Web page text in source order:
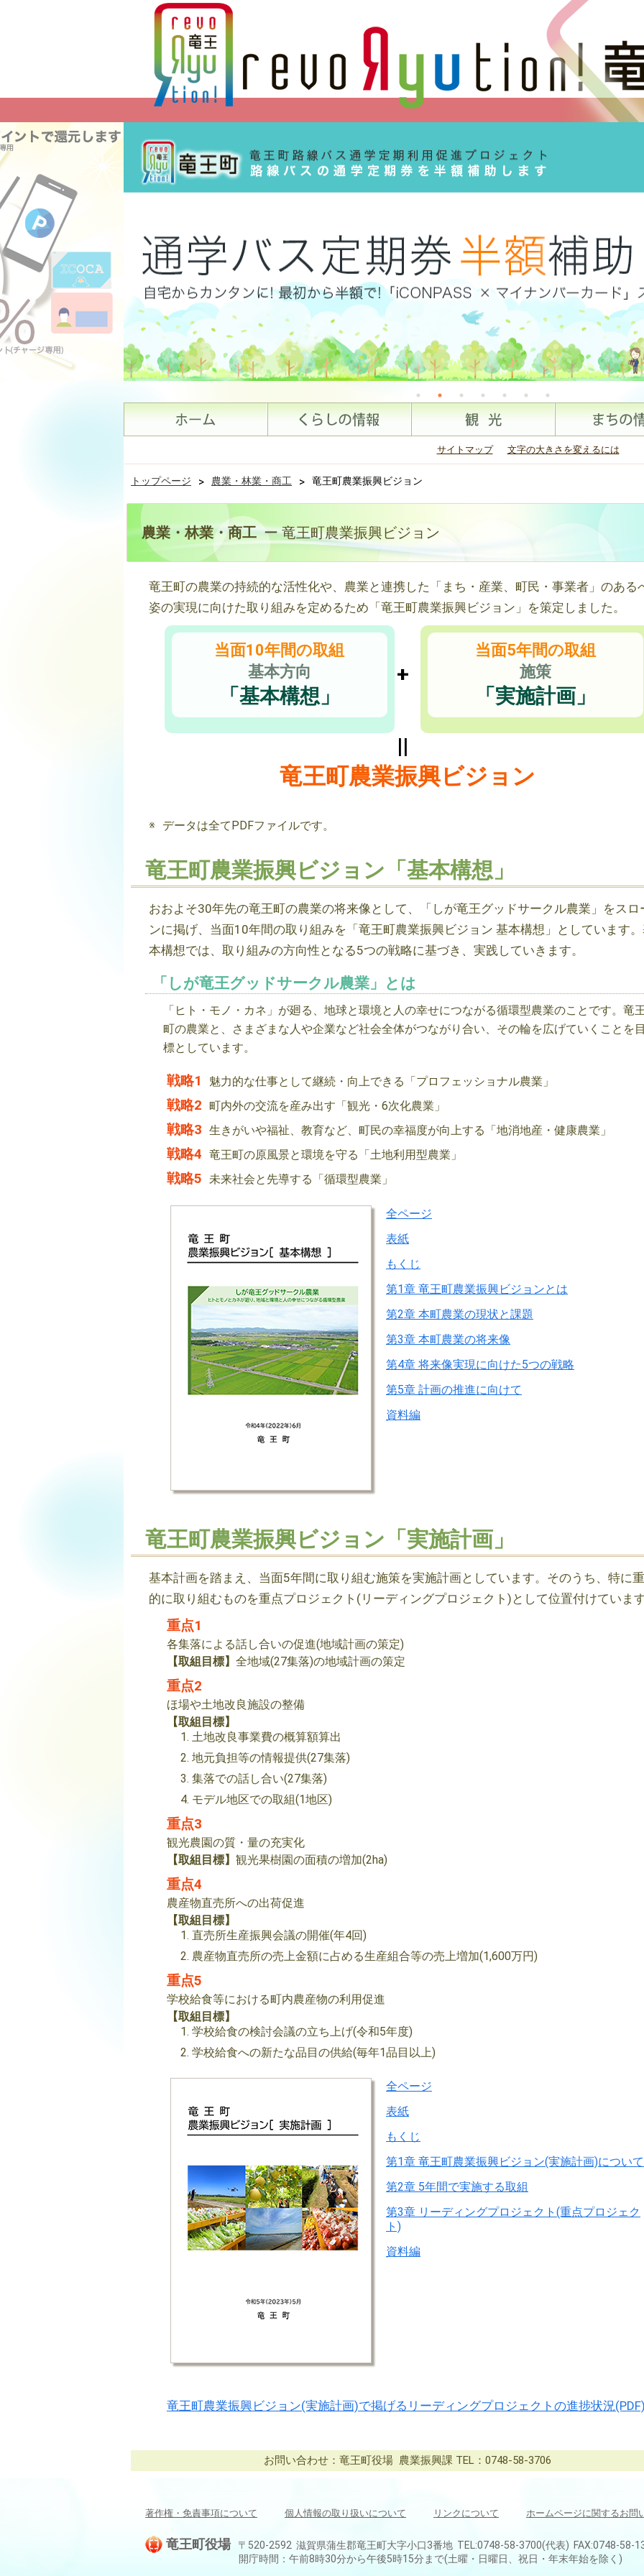
サイトマップ 文字の大きさを変えるには
トップページ > 農業・林業・商工 > 竜王町農業振興ビジョン
農業・林業・商工 ー 竜王町農業振興ビジョン
竜王町の農業の持続的な活性化や、農業と連携した「まち・産業、町民・事業者」のある
姿の実現に向けた取り組みを定めるため「竜王町農業振興ビジョン」を策定しました。
当面10年間の取組
基本方向
「基本構想」
+
当面5年間の取組
施策
「実施計画」
||
竜王町農業振興ビジョン
データは全てPDFファイルです。
竜王町農業振興ビジョン「基本構想」
おおよそ30年先の竜王町の農業の将来像として、「しが竜王グッドサークル農業」をスロ
ンに掲げ、当面10年間の取り組みを「竜王町農業振興ビジョン 基本構想」としています
本構想では、取り組みの方向性となる5つの戦略に基づき、実践していきます。
「しが竜王グッドサークル農業」とは
「ヒト・モノ・カネ」が廻る、地球と環境と人の幸せにつながる循環型農業のことです。竜
町の農業と、さまざまな人や企業など社会全体がつながり合い、その輪を広げていくことを
標としています。
戦略1 魅力的な仕事として継続・向上できる「プロフェッショナル農業」
戦略2 町内外の交流を産み出す「観光・6次化農業」
戦略3 生きがいや福祉、教育など、町民の幸福度が向上する「地消地産・健康農業」
戦略4 竜王町の原風景と環境を守る「土地利用型農業」
戦略5 未来社会と先導する「循環型農業」
全ページ
表紙
もくじ
第1章 竜王町農業振興ビジョンとは
第2章 本町農業の現状と課題
第3章 本町農業の将来像
第4章 将来像実現に向けた5つの戦略
第5章 計画の推進に向けて
資料編
竜王町農業振興ビジョン「実施計画」
基本計画を踏まえ、当面5年間に取り組む施策を実施計画としています。そのうち、特に
的に取り組むものを重点プロジェクト(リーディングプロジェクト)として位置付けていま
重点1
各集落による話し合いの促進(地域計画の策定)
【取組目標】 全地域(27集落)の地域計画の策定
重点2
ほ場や土地改良施設の整備
【取組目標】
土地改良事業費の概算額算出
地元負担等の情報提供(27集落)
集落での話し合い(27集落)
モデル地区での取組(1地区)
重点3
観光農園の質・量の充実化
【取組目標】 観光果樹園の面積の増加(2ha)
重点4
農産物直売所への出荷促進
【取組目標】
直売所生産振興会議の開催(年4回)
農産物直売所の売上金額に占める生産組合等の売上増加(1,600万円)
重点5
学校給食等における町内農産物の利用促進
【取組目標】
学校給食の検討会議の立ち上げ(令和5年度)
学校給食への新たな品目の供給(毎年1品目以上)
全ページ
表紙
もくじ
第1章 竜王町農業振興ビジョン(実施計画)について
第2章 5年間で実施する取組
第3章 リーディングプロジェクト(重点プロジェク
ト)
資料編
竜王町農業振興ビジョン(実施計画)で掲げるリーディングプロジェクトの進捗状況
お問い合わせ：竜王町役場 農業振興課 TEL：0748-58-3706
著作権・免責事項について 個人情報の取り扱いについて リンクについて ホームページに関するお問
竜王町役場
〒520-2592 滋賀県蒲生郡竜王町大字小口3番地 TEL:0748-58-3700(代表) FAX:0748-58-
開庁時間：午前8時30分から午後5時15分まで(土曜・日曜日、祝日・年末年始を除く)